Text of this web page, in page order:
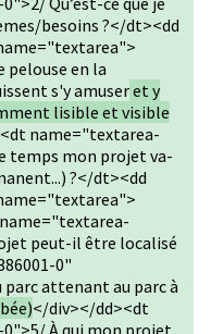
besoins ?</dt><dd
pelouse en la
s'y amuseret y
lisible et visible
name="textarea-
temps mon projet va-
?</dt><dd
peut-il être localisé
0"
parc attenant au parc à
</div></dd><dt
À qui mon projet